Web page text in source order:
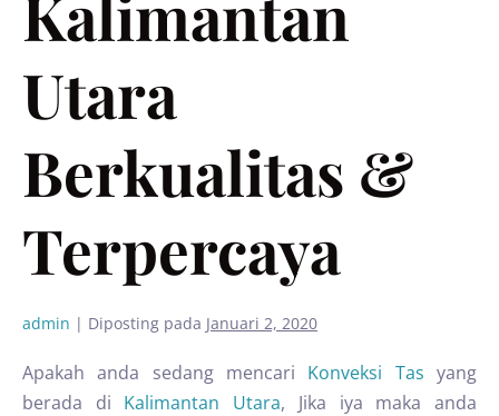
Utara
Berkualitas &
Terpercaya
admin | Diposting pada Januari 2, 2020
Apakah anda sedang mencari Konveksi Tas yang
berada di Kalimantan Utara, Jika iya maka anda